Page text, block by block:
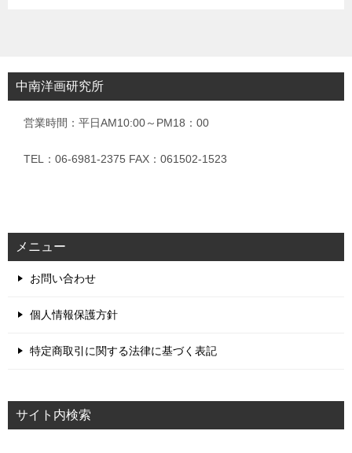
中南洋画研究所
営業時間：平日AM10:00～PM18：00
TEL：06-6981-2375 FAX：061502-1523
メニュー
お問い合わせ
個人情報保護方針
特定商取引に関する法律に基づく表記
サイト内検索